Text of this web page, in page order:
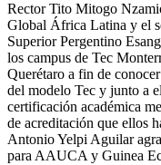
Rector Tito Mitogo
Global África Latina y el
Superior Pergentino
los campus de Tec
Querétaro a fin de
del modelo Tec y junto a
certificación académica
de acreditación que ellos
Antonio Yelpi Aguilar
para AAUCA y Guinea